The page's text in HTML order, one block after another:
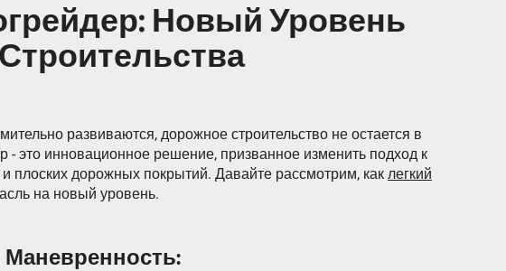
Новый Уровень
развиваются, дорожное строительство не остается в
- это инновационное решение, призванное изменить подход к
плоских дорожных покрытий. Давайте рассмотрим, как легкий
на новый уровень.
Маневренность: